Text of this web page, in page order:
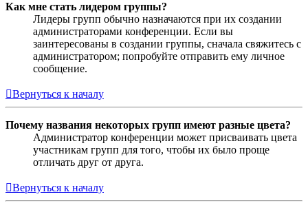
Как мне стать лидером группы?
Лидеры групп обычно назначаются при их создании
администраторами конференции. Если вы
заинтересованы в создании группы, сначала свяжитесь с
администратором; попробуйте отправить ему личное
сообщение.
Вернуться к началу
Почему названия некоторых групп имеют разные цвета?
Администратор конференции может присваивать цвета
участникам групп для того, чтобы их было проще
отличать друг от друга.
Вернуться к началу